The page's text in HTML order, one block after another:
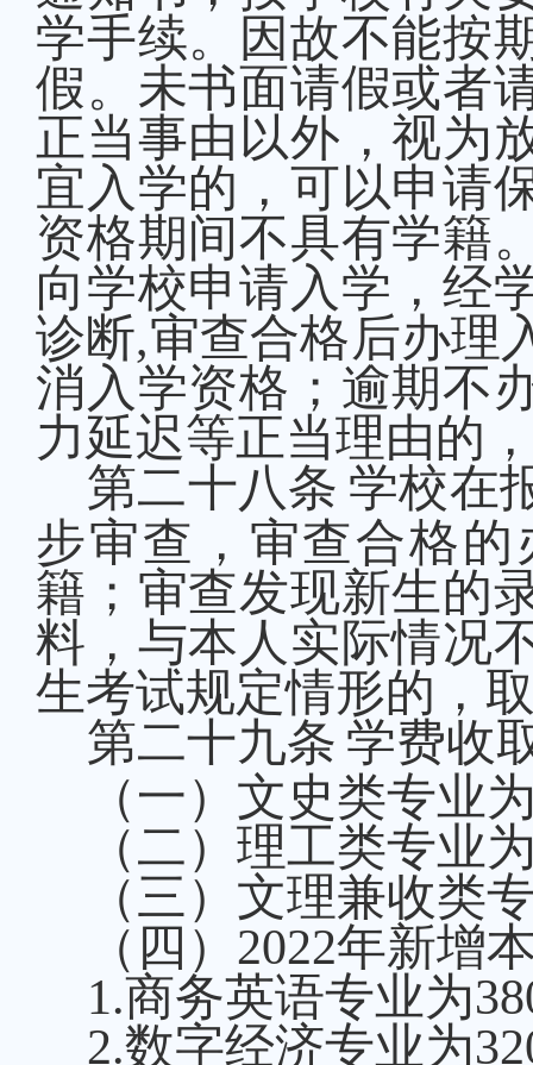
学手续。因故不能按
假。未书面请假或者
正当事由以外，视为
宜入学的，可以申请
资格期间不具有学籍
向学校申请入学，经
诊断,审查合格后办理
消入学资格；逾期不
力延迟等正当理由的
第二十八条 学校在
步审查，审查合格
籍；审查发现新生的
料，与本人实际情况
生考试规定情形的，
第二十九条 学费收
（一） 文史类专业
（二） 理工类专业
（三）文理兼收类
（四） 2022年新增
1.商务英语专业为
2.数字经济专业为